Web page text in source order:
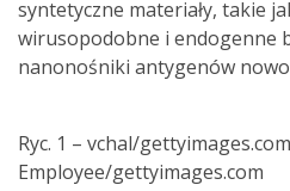
syntetyczne materiały, takie
wirusopodobne i endogenne
nanonośniki antygenów
Ryc. 1 – vchal/
Employee/gettyimages.com